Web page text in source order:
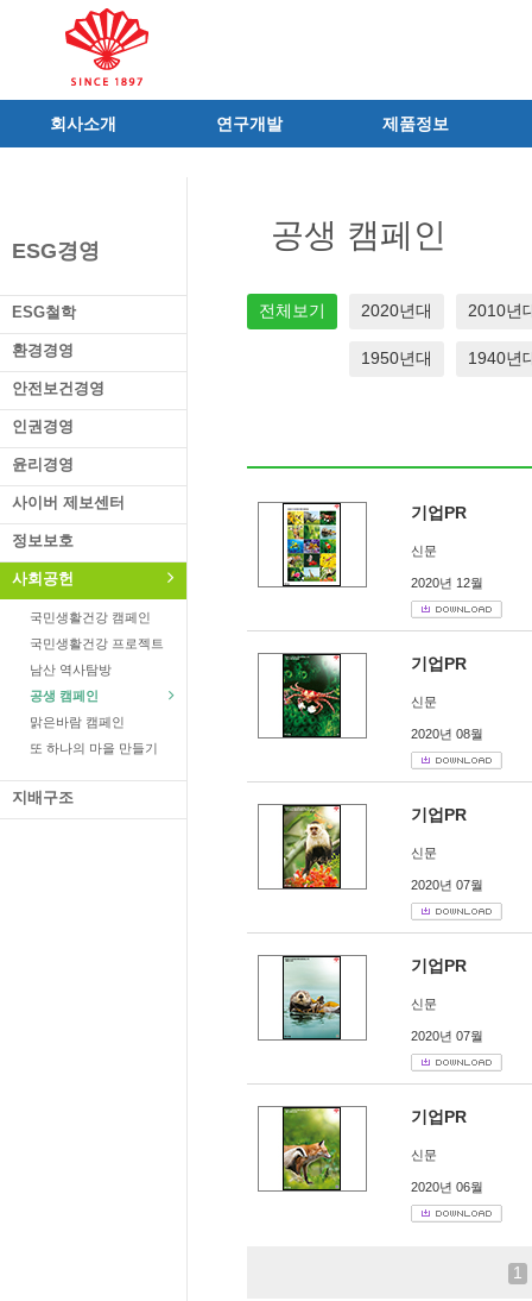
회사소개
사가
연구소/공장
가족친화우수기업
오시는길
가족회사
연구개발
조직 및 업무
주요 연구과제
기술혁신 네트워크
제품정보
전문의약품
화장품
공산품ㆍ기타
ESG경영
ESG철학
환경경영
안전보건경영
인권경영
윤리경영
사이버 제보센터
정보보호
사회공헌
국민생활건강 캠페인
국민생활건강 프로젝트
남산 역사탐방
공생 캠페인
맑은바람 캠페인
또 하나의 마을 만들기
지배구조
공생 캠페인
전체보기 2020년대 2010년
1950년대 1940년
기업PR
신문
2020년 12월
기업PR
신문
2020년 08월
기업PR
신문
2020년 07월
기업PR
신문
2020년 07월
기업PR
신문
2020년 06월
1